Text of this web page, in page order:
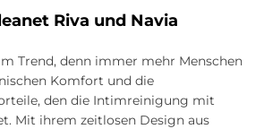
Riva und Navia
Trend, denn immer mehr Menschen
Komfort und die
den die Intimreinigung mit
Mit ihrem zeitlosen Design aus